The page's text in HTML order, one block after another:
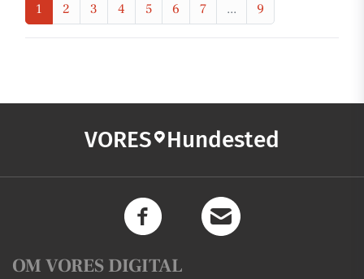
1 2 3 4 5 6 7 ... 9
VORES Hundested
OM VORES DIGITAL